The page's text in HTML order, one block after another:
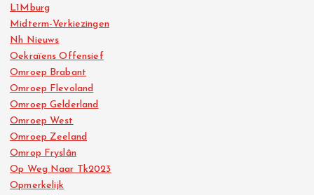
L1Mburg
Midterm-Verkiezingen
Nh Nieuws
Oekraïens Offensief
Omroep Brabant
Omroep Flevoland
Omroep Gelderland
Omroep West
Omroep Zeeland
Omrop Fryslân
Op Weg Naar Tk2023
Opmerkelijk